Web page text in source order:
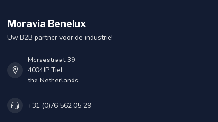
Moravia Benelux
Uw B2B partner voor de industrie!
Morsestraat 39
4004JP Tiel
the Netherlands
+31 (0)76 562 05 29